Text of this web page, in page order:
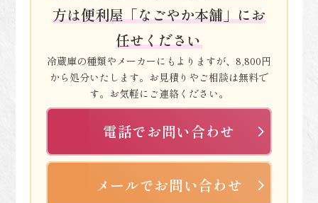
方は便利屋「なごやか本舗」にお
任せください
冷蔵庫の種類やメーカーにもよりますが、8,800円
から処分いたします。お見積りやご相談は無料で
す。お気軽にご連絡ください。
電話でお問い合わせ
メールでお問い合わせ